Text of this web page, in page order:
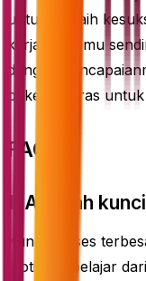
untuk meraih
kerja kerasmu
dengan
bekerja keras
FAQ
1. Apakah
Kunci sukses
motivasi, belajar